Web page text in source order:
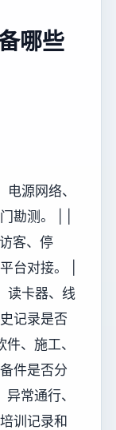
哪些
源网络、
勘测。 | |
客、停
台对接。 |
读卡器、线
记录是否
、施工、
件是否分
常通行、
训记录和